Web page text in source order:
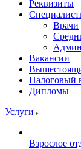
Реквизиты
Врачи
Вакансии
Налоговый
Дипломы
Услуги
Взрослое